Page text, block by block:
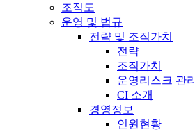
조직도
운영 및 법규
전략 및 조직가치
전략
조직가치
운영리스크 관리
CI 소개
경영정보
인원현황